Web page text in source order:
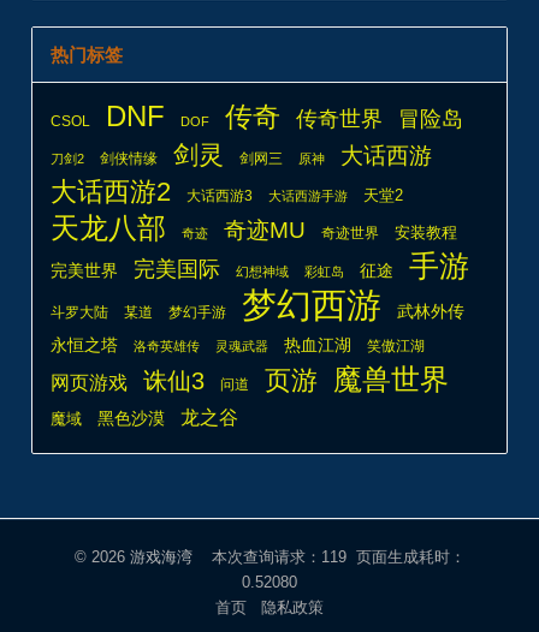
热门标签
CSOL DNF DOF 传奇 传奇世界 冒险岛
刀剑2 剑侠情缘 剑灵 剑网三 原神 大话西游
大话西游2 大话西游3 大话西游手游 天堂2
天龙八部 奇迹 奇迹MU 奇迹世界 安装教程
完美世界 完美国际 幻想神域 彩虹岛 征途 手游
斗罗大陆 某道 梦幻手游 梦幻西游
武林外传
永恒之塔
洛奇英雄传 灵魂武器 热血江湖 笑傲江湖
网页游戏 诛仙3 问道 页游 魔兽世界
魔域 黑色沙漠 龙之谷
© 2026 游戏海湾本次查询请求：119 页面生成耗时：
0.52080
首页
隐私政策